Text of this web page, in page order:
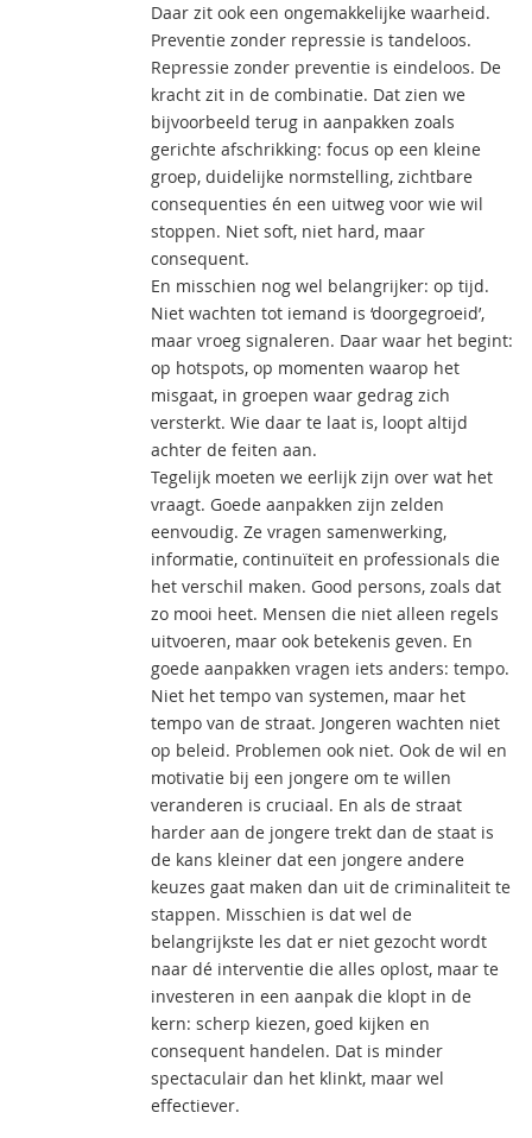
Daar zit ook een ongemakkelijke waarheid.
Preventie zonder repressie is tandeloos.
Repressie zonder preventie is eindeloos. De
kracht zit in de combinatie. Dat zien we
bijvoorbeeld terug in aanpakken zoals
gerichte afschrikking: focus op een kleine
groep, duidelijke normstelling, zichtbare
consequenties én een uitweg voor wie wil
stoppen. Niet soft, niet hard, maar
consequent.
En misschien nog wel belangrijker: op tijd.
Niet wachten tot iemand is ‘doorgegroeid’,
maar vroeg signaleren. Daar waar het begint:
op hotspots, op momenten waarop het
misgaat, in groepen waar gedrag zich
versterkt. Wie daar te laat is, loopt altijd
achter de feiten aan.
Tegelijk moeten we eerlijk zijn over wat het
vraagt. Goede aanpakken zijn zelden
eenvoudig. Ze vragen samenwerking,
informatie, continuïteit en professionals die
het verschil maken. Good persons, zoals dat
zo mooi heet. Mensen die niet alleen regels
uitvoeren, maar ook betekenis geven. En
goede aanpakken vragen iets anders: tempo.
Niet het tempo van systemen, maar het
tempo van de straat. Jongeren wachten niet
op beleid. Problemen ook niet. Ook de wil en
motivatie bij een jongere om te willen
veranderen is cruciaal. En als de straat
harder aan de jongere trekt dan de staat is
de kans kleiner dat een jongere andere
keuzes gaat maken dan uit de criminaliteit te
stappen. Misschien is dat wel de
belangrijkste les dat er niet gezocht wordt
naar dé interventie die alles oplost, maar te
investeren in een aanpak die klopt in de
kern: scherp kiezen, goed kijken en
consequent handelen. Dat is minder
spectaculair dan het klinkt, maar wel
effectiever.